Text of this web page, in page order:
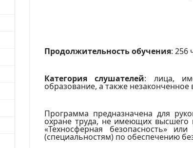
Продолжительность обучения: 256
Категория слушателей: лица,
образование, а также
Программа предназначена для
охране труда, не имеющих высшего
«Техносферная безопасность»
(специальностям) по обеспечению